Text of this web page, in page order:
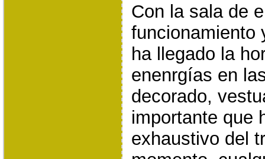
Con la sala de
funcionamiento
ha llegado la
enenrgías en
decorado,
importante que
exhaustivo del